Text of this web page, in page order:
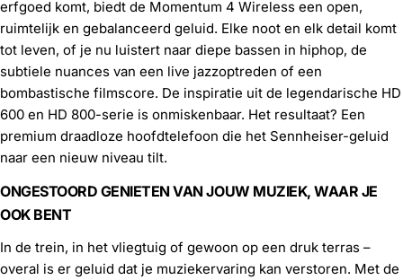
erfgoed komt, biedt de Momentum 4 Wireless een open,
ruimtelijk en gebalanceerd geluid. Elke noot en elk detail komt
tot leven, of je nu luistert naar diepe bassen in hiphop, de
subtiele nuances van een live jazzoptreden of een
bombastische filmscore. De inspiratie uit de legendarische HD
600 en HD 800-serie is onmiskenbaar. Het resultaat? Een
premium draadloze hoofdtelefoon die het Sennheiser-geluid
naar een nieuw niveau tilt.
ONGESTOORD GENIETEN VAN JOUW MUZIEK, WAAR JE
OOK BENT
In de trein, in het vliegtuig of gewoon op een druk terras –
overal is er geluid dat je muziekervaring kan verstoren. Met de